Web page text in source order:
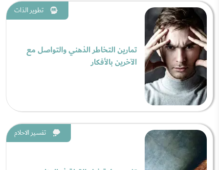
تطوير الذات
تمارين التخاطر الذهني والتواصل مع
الآخرين بالأفكار
تفسير الاحلام